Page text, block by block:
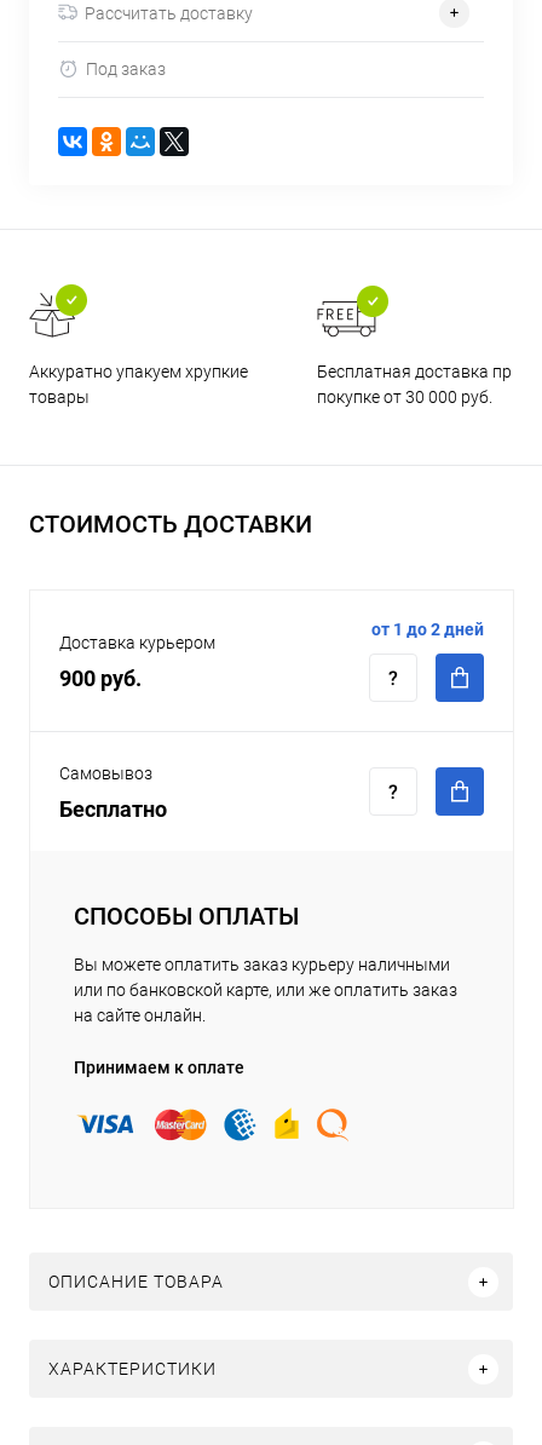
Рассчитать доставку
Под заказ
Аккуратно упакуем хрупкие
товары
Бесплатная доставка при
покупке от 30 000 руб.
СТОИМОСТЬ ДОСТАВКИ
Доставка курьером
900 руб.
от 1 до 2 дней
Самовывоз
Бесплатно
СПОСОБЫ ОПЛАТЫ
Вы можете оплатить заказ курьеру наличными
или по банковской карте, или же оплатить заказ
на сайте онлайн.
Принимаем к оплате
ОПИСАНИЕ ТОВАРА
ХАРАКТЕРИСТИКИ